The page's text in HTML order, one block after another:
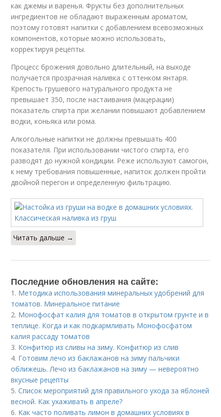
как джемы и варенья. Фрукты без дополнительных
ингредиентов не обладают выраженным ароматом,
поэтому готовят напитки с добавлением всевозможных
компонентов, которые можно использовать,
корректируя рецепты.
Процесс брожения довольно длительный, на выходе
получается прозрачная наливка с оттенком янтаря.
Крепость грушевого натурального продукта не
превышает 350, после настаивания (мацерации)
показатель спирта при желании повышают добавлением
водки, коньяка или рома.
Алкогольные напитки не должны превышать 400
показателя. При использовании чистого спирта, его
разводят до нужной кондиции. Реже используют самогон,
к нему требования повышенные, напиток должен пройти
двойной перегон и определенную фильтрацию.
Читать дальше →
Последние обновления на сайте:
1. Методика использования минеральных удобрений для
томатов. Минеральное питание
2. Монофосфат калия для томатов в открытом грунте и в
теплице. Когда и как подкармливать Монофосфатом
калия рассаду томатов
3. Конфитюр из сливы на зиму. Конфитюр из слив
4. Готовим лечо из баклажанов на зиму пальчики
оближешь. Лечо из баклажанов на зиму — невероятно
вкусные рецепты
5.Список мероприятий для правильного ухода за яблоней
весной. Как ухаживать в апреле?
6. Как часто поливать лимон в домашних условиях в